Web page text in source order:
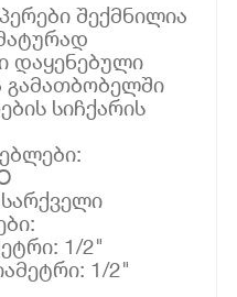
შექმნილია
დაყენებული
გამათბობელში
სიჩქარის
1/2"
1/2"